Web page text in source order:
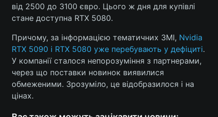
від 2500 до 3100 євро. Цього ж дня для купівлі
стане доступна RTX 5080.
Причому, за інформацією тематичних ЗМІ, Nvidia
RTX 5090 і RTX 5080 уже перебувають у дефіциті.
У компанії сталося непорозуміння з партнерами,
через що поставки новинок виявилися
обмеженими. Зрозуміло, це відобразилося і на
цінах.